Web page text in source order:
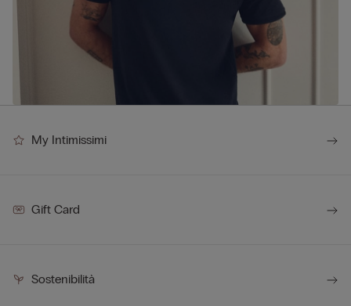
My Intimissimi
Gift Card
Sostenibilità